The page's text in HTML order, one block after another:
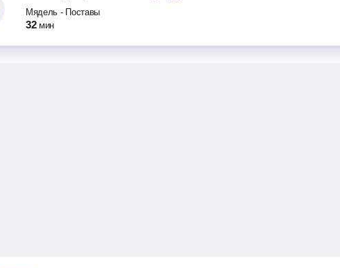
Мядель - Поставы
32 мин